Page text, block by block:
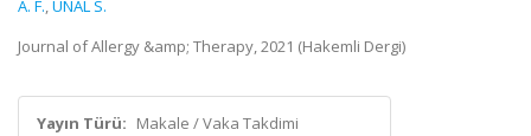
A. F.,ÜNAL S.
Journal of Allergy &amp; Therapy, 2021 (Hakemli Dergi)
Yayın Türü: Makale / Vaka Takdimi